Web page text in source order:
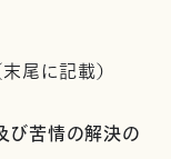
尾に記載）
び苦情の解決の